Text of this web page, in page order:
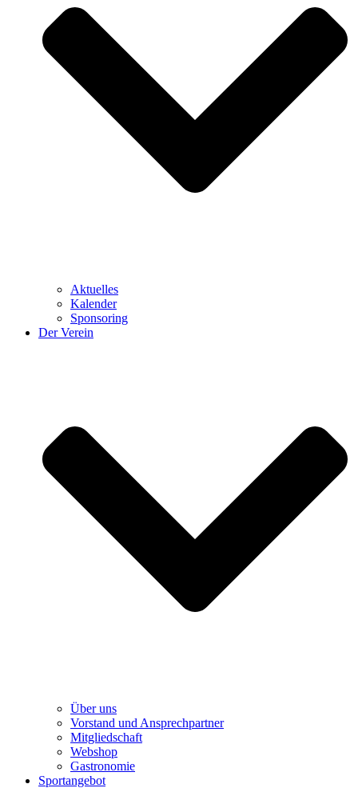
Aktuelles
Kalender
Sponsoring
Der Verein
Über uns
Vorstand und Ansprechpartner
Mitgliedschaft
Webshop
Gastronomie
Sportangebot